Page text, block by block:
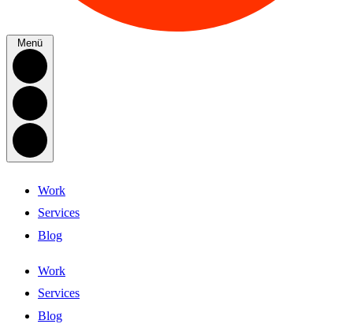
Menü
Work
Services
Blog
Work
Services
Blog